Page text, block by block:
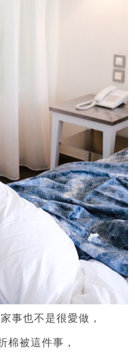
事也不是很愛做，
棉被這件事，